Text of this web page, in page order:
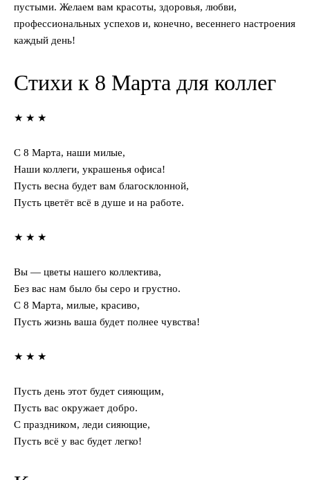
пустыми. Желаем вам красоты, здоровья, любви,
профессиональных успехов и, конечно, весеннего настроения
каждый день!
Стихи к 8 Марта для коллег
★ ★ ★
С 8 Марта, наши милые,
Наши коллеги, украшенья офиса!
Пусть весна будет вам благосклонной,
Пусть цветёт всё в душе и на работе.
★ ★ ★
Вы — цветы нашего коллектива,
Без вас нам было бы серо и грустно.
С 8 Марта, милые, красиво,
Пусть жизнь ваша будет полнее чувства!
★ ★ ★
Пусть день этот будет сияющим,
Пусть вас окружает добро.
С праздником, леди сияющие,
Пусть всё у вас будет легко!